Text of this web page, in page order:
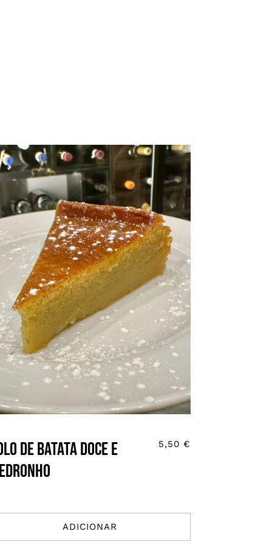
de batata doce e
5,50 €
ADICIONAR